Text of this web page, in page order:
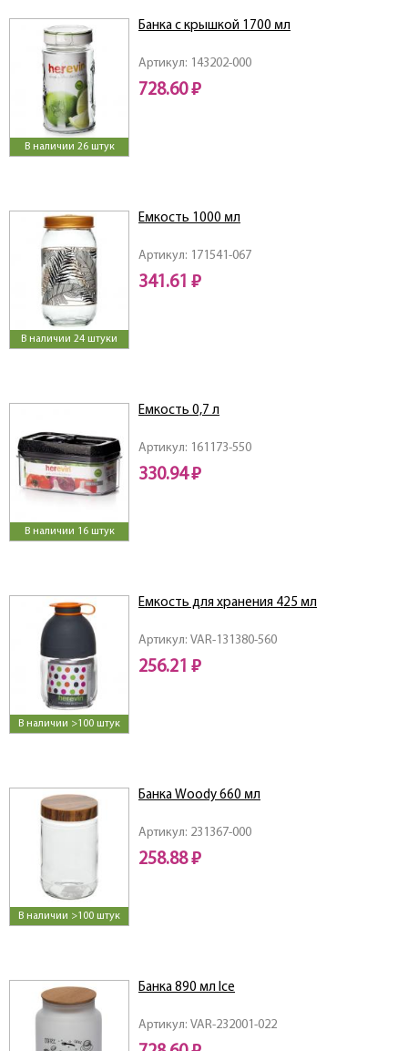
В наличии 26 штук
Артикул: 143202-000
Банка с крышкой 1700 мл
728.60 ₽
В наличии 24 штуки
Артикул: 171541-067
Емкость 1000 мл
341.61 ₽
В наличии 16 штук
Артикул: 161173-550
Емкость 0,7 л
330.94 ₽
В наличии >100 штук
Артикул: VAR-131380-560
Емкость для хранения 425 мл
256.21 ₽
В наличии >100 штук
Артикул: 231367-000
Банка Woody 660 мл
258.88 ₽
Артикул: VAR-232001-022
Банка 890 мл Ice